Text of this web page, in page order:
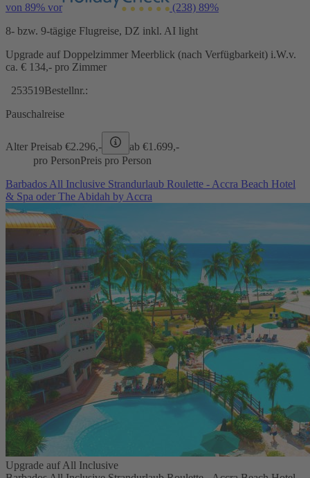
von 89% vor (238) 89%
8- bzw. 9-tägige Flugreise, DZ inkl. AI light
Upgrade auf Doppelzimmer Meerblick (nach Verfügbarkeit) i.W.v.
ca. € 134,- pro Zimmer
253519Bestellnr.:
Pauschalreise
Alter Preisab €2.296,- ab €1.699,-
pro PersonPreis pro Person
Barbados All Inclusive Strandurlaub Roulette - Accra Beach Hotel
& Spa oder The Abidah by Accra
Upgrade auf All Inclusive